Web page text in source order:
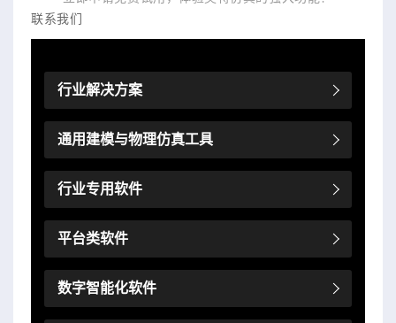
联系我们
行业解决方案
通用建模与物理仿真工具
平台类软件
行业专用软件
数字智能化软件